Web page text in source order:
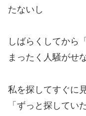
たないし
しばらくしてから
まったく人騒がせ
私を探してすぐに
「ずっと探してい